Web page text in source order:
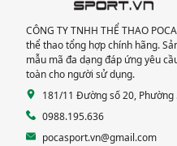
CÔNG TY TNHH THỂ THAO
thể thao tổng hợp chính hãng.
mẫu mã đa dạng đáp ứng yêu
toàn cho người sử dụng.
181/11 Đường số 20, Phường
0988.195.636
pocasport.vn@gmail.com